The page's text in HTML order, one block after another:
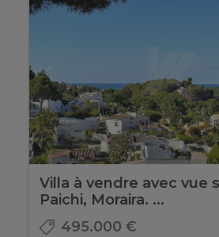
Villa à vendre avec vue
Paichi, Moraira. ...
495.000 €